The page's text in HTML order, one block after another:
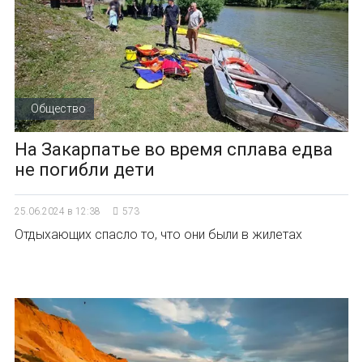
Общество
На Закарпатье во время сплава едва
не погибли дети
25.06.2024 в 12:38 573
Отдыхающих спасло то, что они были в жилетах